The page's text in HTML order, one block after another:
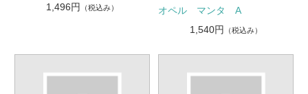
1,496円
（税込み）
オペル マンタ A
1,540円
（税込み）